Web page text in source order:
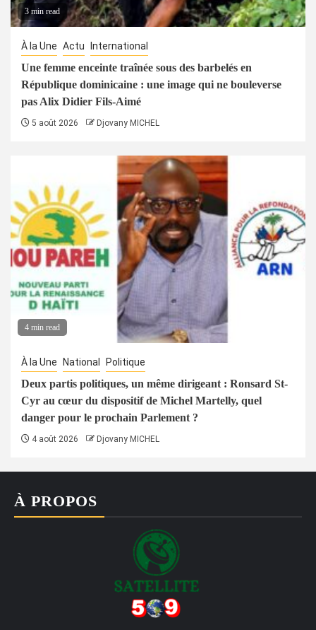
3 min read
À la Une Actu International
Une femme enceinte traînée sous des barbelés en
République dominicaine : une image qui ne bouleverse
pas Alix Didier Fils-Aimé
5 août 2026 Djovany MICHEL
4 min read
À la Une National Politique
Deux partis politiques, un même dirigeant : Ronsard St-
Cyr au cœur du dispositif de Michel Martelly, quel
danger pour le prochain Parlement ?
4 août 2026 Djovany MICHEL
À PROPOS